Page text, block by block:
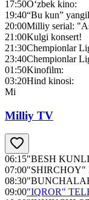
17:50O‘zbek kino:
19:40“Bu kun”
20:00Milliy serial:
21:00Kulgi konsert!
21:30Chempionlar
23:40Chempionlar
01:50Kinofilm:
03:20Hind kinosi:
Mi
Milliy TV
06:15"BESH
07:00"SHIRCHOY"
08:30
09:00"IQROR"